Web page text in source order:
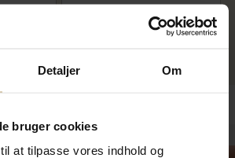
Detaljer Om
bruger cookies
at tilpasse vores indhold og
for dig?